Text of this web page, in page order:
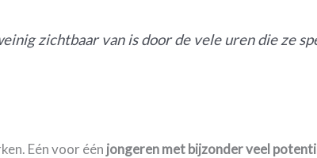
zichtbaar van is door de vele uren die ze
Eén voor één jongeren met bijzonder veel